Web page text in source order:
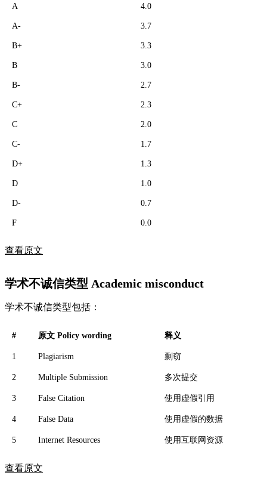
A 4.0
A- 3.7
B+ 3.3
B 3.0
B- 2.7
C+ 2.3
C 2.0
C- 1.7
D+ 1.3
D 1.0
D- 0.7
F 0.0
查看原文
学术不诚信类型 Academic misconduct
学术不诚信类型包括：
# 原文 Policy wording 释义
1 Plagiarism 剽窃
2 Multiple Submission 多次提交
3 False Citation 使用虚假引用
4 False Data 使用虚假的数据
5 Internet Resources 使用互联网资源
查看原文